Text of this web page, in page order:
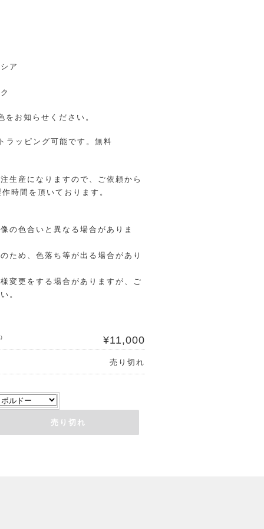
ア
をお知らせください。
ラッピング可能です。無料
生産になりますので、ご依頼から
時間を頂いております。
の色合いと異なる場合がありま
ため、色落ち等が出る場合があり
変更をする場合がありますが、ご
。
) ¥11,000
売り切れ
売り切れ